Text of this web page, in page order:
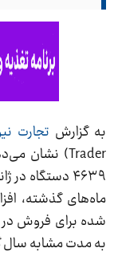
به گزارش تجارت
۴۶۳۹ دستگاه
ماه‌های گذشته،
به مدت مشابه سال گذشته، ۷۰ درصد